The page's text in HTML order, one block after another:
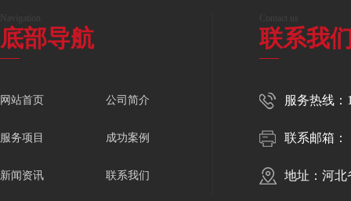
底部导航
网站首页 公司简介
服务项目 成功案例
新闻资讯 联系我们
联系我
服务热线：
联系邮箱：
地址：河北